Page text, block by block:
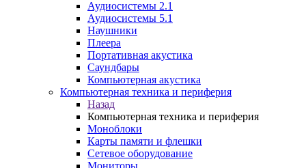
Аудиосистемы 2.1
Аудиосистемы 5.1
Наушники
Плеера
Портативная акустика
Саундбары
Компьютерная акустика
Компьютерная техника и периферия
Назад
Компьютерная техника и периферия
Моноблоки
Карты памяти и флешки
Сетевое оборудование
Мониторы